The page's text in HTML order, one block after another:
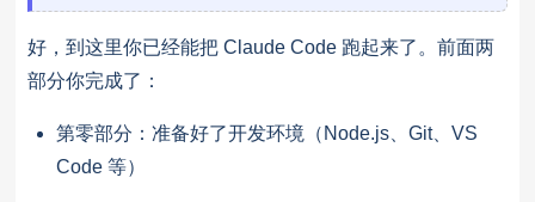
好，到这里你已经能把 Claude Code 跑起来了。前面两
部分你完成了：
第零部分：准备好了开发环境（Node.js、Git、VS
Code 等）